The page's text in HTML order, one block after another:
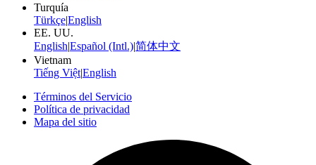
Turquía
Türkçe|English
EE. UU.
English|Español (Intl.)|简体中文
Vietnam
Tiếng Việt|English
Términos del Servicio
Política de privacidad
Mapa del sitio